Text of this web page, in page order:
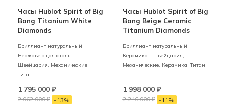
Часы Hublot Spirit of Big
Bang Titanium White
Diamonds
Бриллиант натуральный,
Нержавеющая сталь,
Швейцария, Механические,
Титан
1 795 000 ₽
2 062 000₽ -13%
Часы Hublot Spirit of Big
Bang Beige Ceramic
Titanium Diamonds
Бриллиант натуральный,
Керамика , Швейцария,
Механические, Керамика, Титан,
1 998 000₽
2 246 000₽ -11%